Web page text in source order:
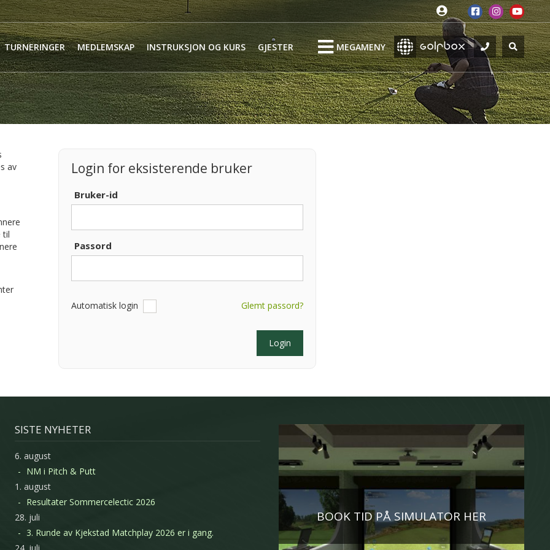
TURNERINGER MEDLEMSKAP INSTRUKSJON OG KURS GJESTER MEGAMENY
av
til
Login for eksisterende bruker
Bruker-id
Passord
Automatisk login Glemt passord?
SISTE NYHETER
6. august
NM i Pitch & Putt
1. august
Resultater Sommercelectic 2026
28. juli
3. Runde av Kjekstad Matchplay 2026 er i gang.
24. juli
BOOK TID PÅ SIMULATOR HER